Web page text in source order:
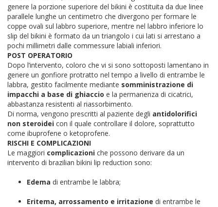
genere la porzione superiore del bikini è costituita da due linee
parallele lunghe un centimetro che divergono per formare le
coppe ovali sul labbro superiore, mentre nel labbro inferiore lo
slip del bikini è formato da un triangolo i cui lati si arrestano a
pochi millimetri dalle commessure labiali inferiori.
POST OPERATORIO
Dopo l’intervento, coloro che vi si sono sottoposti lamentano in
genere un gonfiore protratto nel tempo a livello di entrambe le
labbra, gestito facilmente mediante somministrazione di
impacchi a base di ghiaccio e la permanenza di cicatrici,
abbastanza resistenti al riassorbimento.
Di norma, vengono prescritti al paziente degli antidolorifici
non steroidei con il quale controllare il dolore, soprattutto
come ibuprofene o ketoprofene.
RISCHI E COMPLICAZIONI
Le maggiori complicazioni che possono derivare da un
intervento di brazilian bikini lip reduction sono:
Edema di entrambe le labbra;
Eritema, arrossamento e irritazione di entrambe le